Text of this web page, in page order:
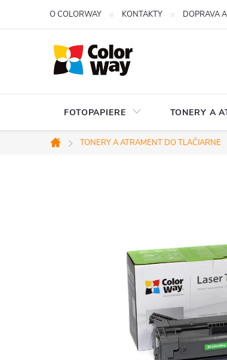
O COLORWAY KONTAKTY DOPRAVA
FOTOPAPIERE TONERY A
Domov
TONERY A ATRAMENT DO TLAČIARNE